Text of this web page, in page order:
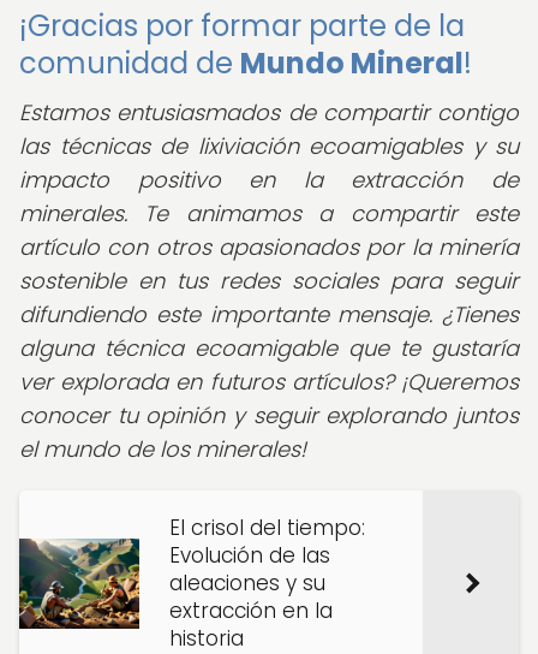
¡Gracias por formar parte de la
comunidad de Mundo Mineral!
Estamos entusiasmados de compartir contigo
las técnicas de lixiviación ecoamigables y su
impacto positivo en la extracción de
minerales. Te animamos a compartir este
artículo con otros apasionados por la minería
sostenible en tus redes sociales para seguir
difundiendo este importante mensaje. ¿Tienes
alguna técnica ecoamigable que te gustaría
ver explorada en futuros artículos? ¡Queremos
conocer tu opinión y seguir explorando juntos
el mundo de los minerales!
El crisol del tiempo:
Evolución de las
aleaciones y su
extracción en la
historia